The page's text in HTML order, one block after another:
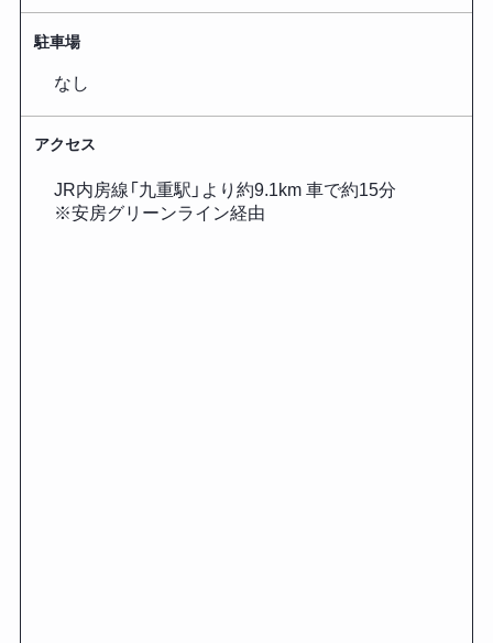
駐車場
なし
アクセス
JR内房線「九重駅」より約9.1km 車で約15分
※安房グリーンライン経由